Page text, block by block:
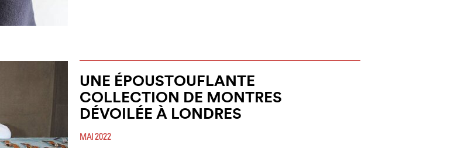
UNE ÉPOUSTOUFLANTE
COLLECTION DE MONTRES
DÉVOILÉE À LONDRES
MAI 2022